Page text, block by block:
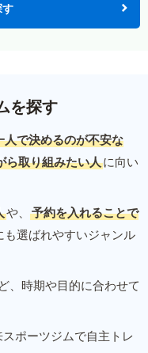
す
を探す
人で決めるのが不安な
ら取り組みたい人に向い
や、
予約を入れることで
も選ばれやすいジャンル
、時期や目的に合わせて
ポーツジムで自主トレ